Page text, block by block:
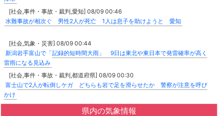
[社会,事件・事故・裁判,愛知] 08/09 00:46
水難事故が相次ぐ 男性2人が死亡 1人は息子を助けようと 愛知
[社会,気象・災害] 08/09 00:44
新潟岩手富山で「記録的短時間大雨」 9日は東北や東日本で発雷確率が高く
雷雨になる見込み
[社会,事件・事故・裁判,都道府県] 08/09 00:30
富士山で2人が転倒しケガ どちらも岩で足を滑らせたか 警察が注意を呼び
かけ
県内の気象情報